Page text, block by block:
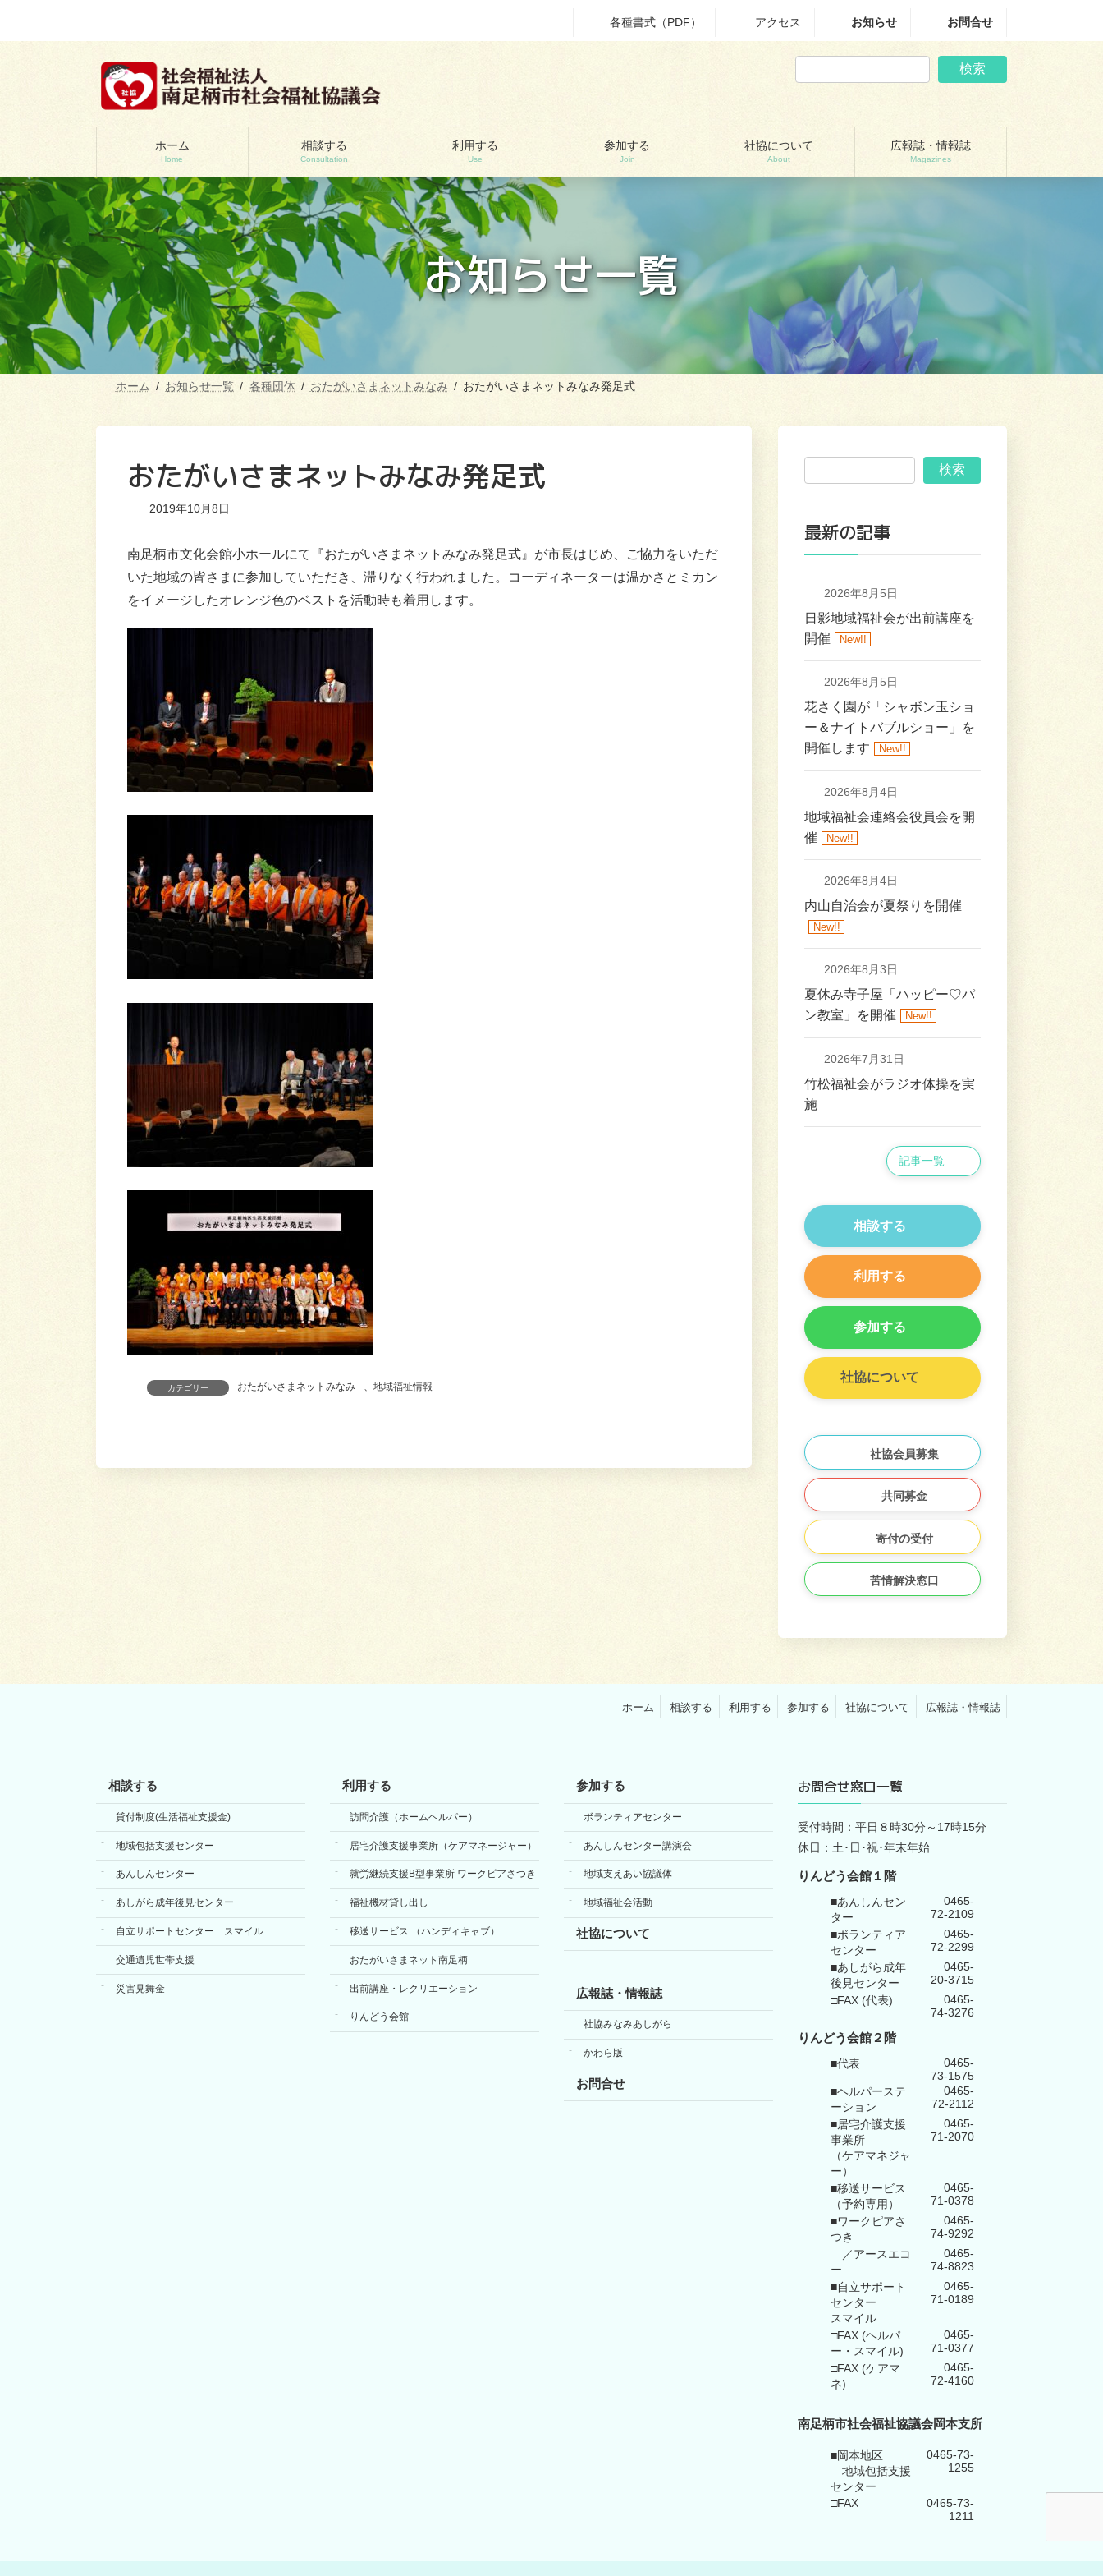
テ
ゲ
各種書式（PDF） アクセス お知らせ お問合せ
検索
ホーム
Home
相談する
Consultation
利用する
Use
参加する
Join
社協について
About
広報誌・情報誌
Magazines
お知らせ一覧
ホーム お知らせ一覧 各種団体 おたがいさまネットみなみ おたがいさまネットみなみ発足式
おたがいさまネットみなみ発足式
2019年10月8日
南足柄市文化会館小ホールにて『おたがいさまネットみなみ発足式』が市長はじめ、ご協力をいただ
いた地域の皆さまに参加していただき、滞りなく行われました。コーディネーターは温かさとミカン
をイメージしたオレンジ色のベストを活動時も着用します。
カテゴリー おたがいさまネットみなみ 、 地域福祉情報
検索
最新の記事
2026年8月5日
日影地域福祉会が出前講座を
開催
New!!
2026年8月5日
花さく園が「シャボン玉ショ
ー＆ナイトバブルショー」を
開催します
New!!
2026年8月4日
地域福祉会連絡会役員会を開
催
New!!
2026年8月4日
内山自治会が夏祭りを開催
New!!
2026年8月3日
夏休み寺子屋「ハッピー♡パ
ン教室」を開催
New!!
2026年7月31日
竹松福祉会がラジオ体操を実
施
記事一覧
相談する
利用する
参加する
社協について
社協会員募集
共同募金
寄付の受付
苦情解決窓口
ホーム 相談する 利用する 参加する 社協について 広報誌・情報誌
相談する
貸付制度(生活福祉支援金)
地域包括支援センター
あんしんセンター
あしがら成年後見センター
自立サポートセンター スマイル
交通遺児世帯支援
災害見舞金
利用する
訪問介護（ホームヘルパー）
居宅介護支援事業所（ケアマネージャー）
就労継続支援B型事業所 ワークピアさつき
福祉機材貸し出し
移送サービス （ハンディキャブ）
おたがいさまネット南足柄
出前講座・レクリエーション
りんどう会館
参加する
ボランティアセンター
あんしんセンター講演会
地域支えあい協議体
地域福祉会活動
社協について
広報誌・情報誌
社協みなみあしがら
かわら版
お問合せ
お問合せ窓口一覧
受付時間：平日８時30分～17時15分
休日：土･日･祝･年末年始
りんどう会館１階
■あんしんセン
ター
0465-
72-2109
■ボランティア
センター
0465-
72-2299
■あしがら成年
後見センター
0465-
20-3715
□FAX (代表)
0465-
74-3276
りんどう会館 ２階
■代表
0465-
73-1575
■ヘルパーステ
ーション
0465-
72-2112
■居宅介護支援
事業所
（ケアマネジャ
ー）
0465-
71-2070
■移送サービス
（予約専用）
0465-
71-0378
■ワークピアさ
つき
0465-
74-9292
／アースエコ
ー
0465-
74-8823
■自立サポート
センター
スマイル
0465-
71-0189
□FAX (ヘルパ
ー・スマイル)
0465-
71-0377
□FAX (ケアマ
ネ)
0465-
72-4160
南足柄市社会福祉協議会岡本支所
■岡本地区
地域包括支援
センター
0465-73-
1255
□FAX
0465-73-
1211